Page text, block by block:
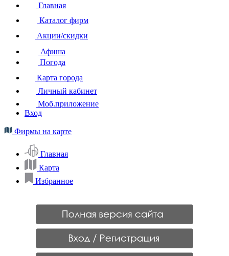
Главная
Каталог фирм
Акции/скидки
Афиша
Погода
Карта города
Личный кабинет
Моб.приложение
Вход
Фирмы на карте
Главная
Карта
Избранное